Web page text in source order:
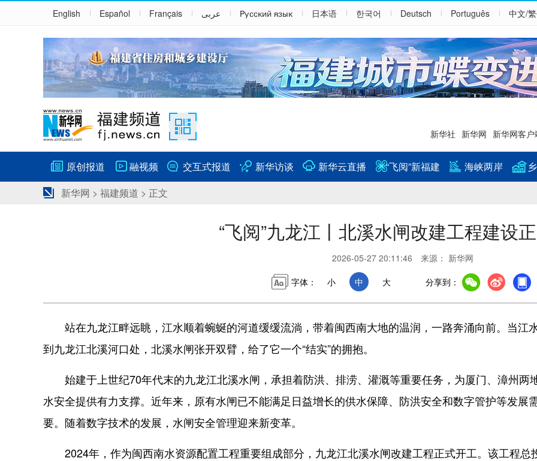
English Español Français عربى Русский язык 日本语 한국어 Deutsch Português 中文/
新华社 新华网 新华网客户
原创报道 融视频 交互式报道 新华访谈 新华云直播 “飞阅”新福建 海峡两岸
新华网 > 福建频道 > 正文
“飞阅”九龙江丨北溪水闸改建工程建设
2026-05-27 20:11:46 来源： 新华网
字体：
小 中 大 分享到：
站在九龙江畔远眺，江水顺着蜿蜒的河道缓缓流淌，带着闽西南大地的温润，一路奔涌向前。当江
到九龙江北溪河口处，北溪水闸张开双臂，给了它一个“结实”的拥抱。
始建于上世纪70年代末的九龙江北溪水闸，承担着防洪、排涝、灌溉等重要任务，为厦门、漳州两
水安全提供有力支撑。近年来，原有水闸已不能满足日益增长的供水保障、防洪安全和数字管护等发展
要。随着数字技术的发展，水闸安全管理迎来新变革。
2024年，作为闽西南水资源配置工程重要组成部分，九龙江北溪水闸改建工程正式开工。该工程总